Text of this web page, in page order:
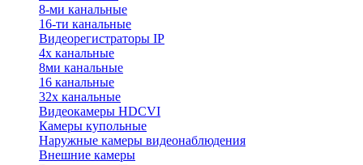
8-ми канальные
16-ти канальные
Видеорегистраторы IP
4х канальные
8ми канальные
16 канальные
32x канальные
Видеокамеры HDCVI
Камеры купольные
Наружные камеры видеонаблюдения
Внешние камеры